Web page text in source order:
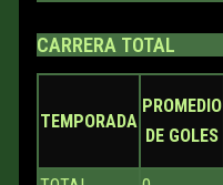
CARRERA TOTAL
TEMPORADA
PROMEDIO
DE GOLES